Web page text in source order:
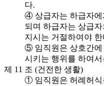
다.
④ 상급자는 하급자에
되며 하급자는 상급
지시는 거절하여야 한
⑤ 임직원은 상호간에
시키는 행위를 하여
제 11 조 (건전한 생활)
① 임직원은 허례허식